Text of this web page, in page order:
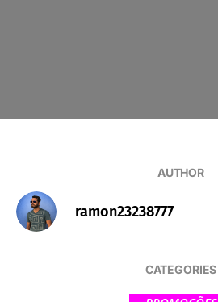
AUTHOR
ramon23238777
CATEGORIES